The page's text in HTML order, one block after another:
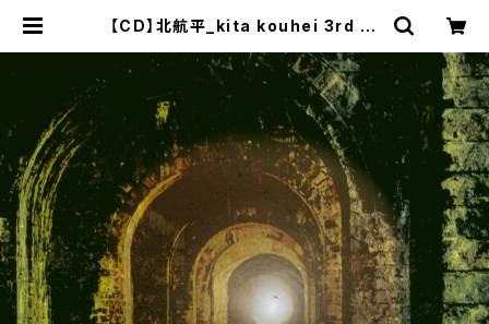
【CD】北航平_kita kouhei 3rd Al
rld』 | neuf - OnlineShop -